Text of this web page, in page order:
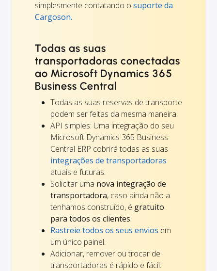
simplesmente contatando o suporte da
Cargoson.
Todas as suas
transportadoras conectadas
ao Microsoft Dynamics 365
Business Central
Todas as suas reservas de transporte
podem ser feitas da mesma maneira.
API simples: Uma integração do seu
Microsoft Dynamics 365 Business
Central ERP cobrirá todas as suas
integrações de transportadoras
atuais e futuras.
Solicitar uma nova integração de
transportadora, caso ainda não a
tenhamos construído, é gratuito
para todos os clientes.
Rastreie todos os seus envios em
um único painel.
Adicionar, remover ou trocar de
transportadoras é rápido e fácil.